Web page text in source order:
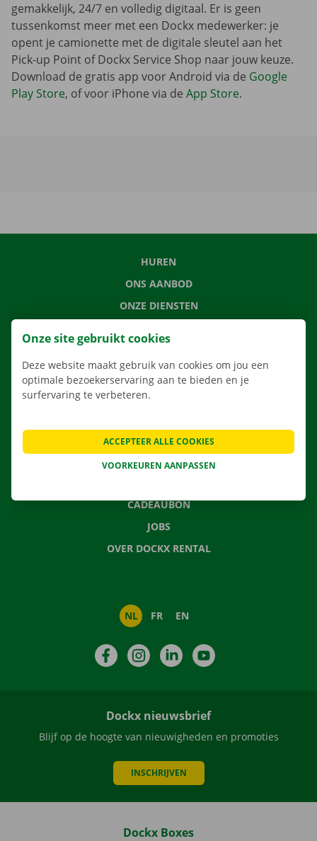
gemakkelijk, 24/7 en volledig digitaal. Er is geen
tussenkomst meer met een Dockx medewerker: je
opent je camionette met de digitale sleutel aan het
Pick-up Point of Dockx Service Shop naar jouw keuze.
Download de gratis app voor Android via de Google
Play Store, of voor iPhone via de App Store.
HUREN
ONS AANBOD
ONZE DIENSTEN
VERHUISOPLOSSINGEN
CONTACTEER ONS
VEELGESTELDE VRAGEN
CADEAUBON
JOBS
OVER DOCKX RENTAL
NL FR EN
FacebookInstagramLinkedIn
Dockx nieuwsbrief
Blijf op de hoogte van nieuwigheden en promoties
INSCHRIJVEN
Dockx Boxes
Onze site gebruikt cookies
Deze website maakt gebruik van cookies om jou een
optimale bezoekerservaring aan te bieden en je
surfervaring te verbeteren.
VOORKEUREN AANPASSEN
ACCEPTEER ALLE COOKIES